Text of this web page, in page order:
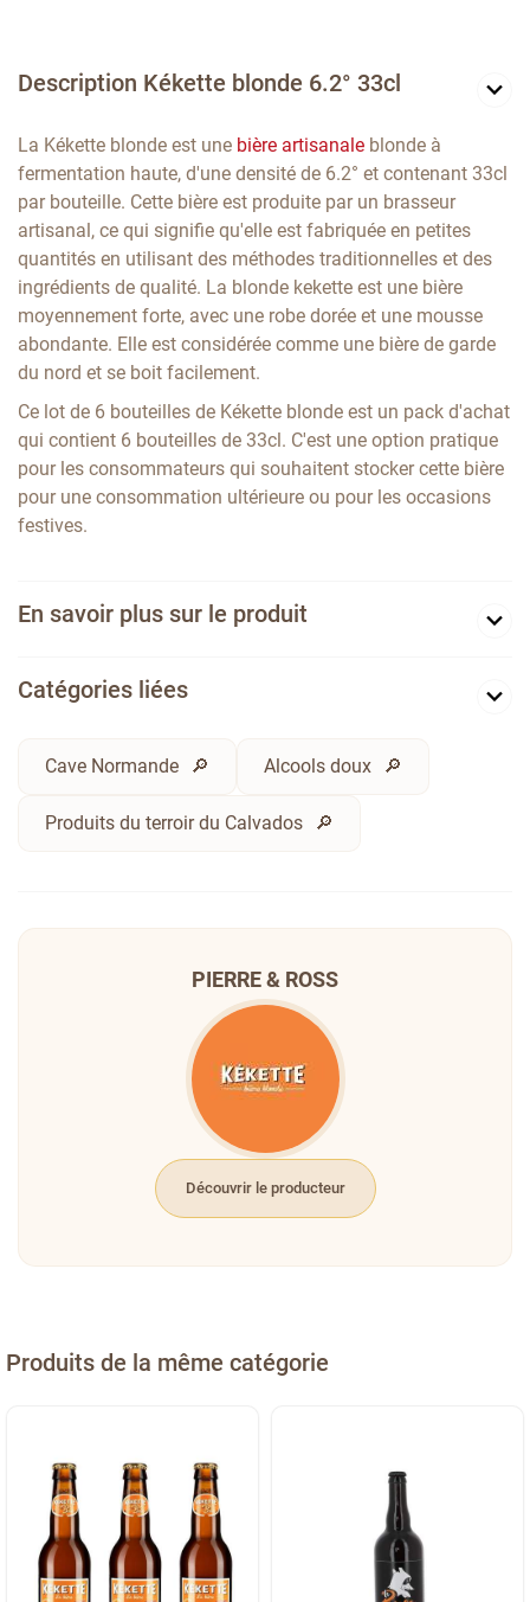
Description Kékette blonde 6.2° 33cl
La Kékette blonde est une bière artisanale blonde à
fermentation haute, d'une densité de 6.2° et contenant 33cl
par bouteille. Cette bière est produite par un brasseur
artisanal, ce qui signifie qu'elle est fabriquée en petites
quantités en utilisant des méthodes traditionnelles et des
ingrédients de qualité. La blonde kekette est une bière
moyennement forte, avec une robe dorée et une mousse
abondante. Elle est considérée comme une bière de garde
du nord et se boit facilement.
Ce lot de 6 bouteilles de Kékette blonde est un pack d'achat
qui contient 6 bouteilles de 33cl. C'est une option pratique
pour les consommateurs qui souhaitent stocker cette bière
pour une consommation ultérieure ou pour les occasions
festives.
En savoir plus sur le produit
Catégories liées
Cave Normande Alcools doux
Produits du terroir du Calvados
PIERRE & ROSS
Découvrir le producteur
Produits de la même catégorie